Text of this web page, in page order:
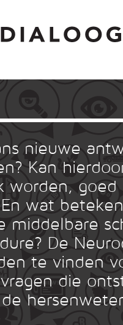
nieuwe
Kan
worden, goed
wat
middelbare
De
te vinden
die